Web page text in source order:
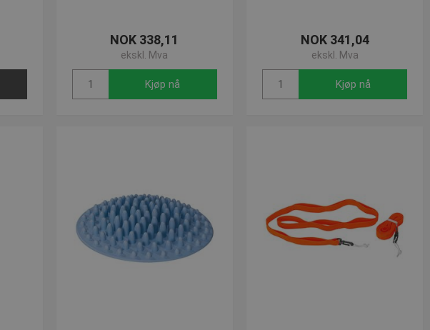
NOK 338,11
ekskl. Mva
Kjøp nå
NOK 341,04
ekskl. Mva
Kjøp nå